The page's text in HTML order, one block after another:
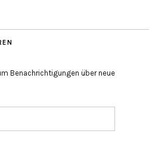
Benachrichtigungen über neue